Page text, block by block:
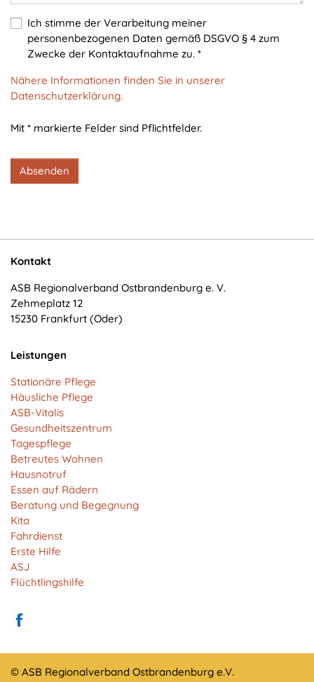
Ich stimme der Verarbeitung meiner
personenbezogenen Daten gemäß DSGVO § 4 zum
Zwecke der Kontaktaufnahme zu. *
Nähere Informationen finden Sie in unserer
Datenschutzerklärung.
Mit * markierte Felder sind Pflichtfelder.
Absenden
Kontakt
ASB Regionalverband Ostbrandenburg e. V.
Zehmeplatz 12
15230 Frankfurt (Oder)
Leistungen
Stationäre Pflege
Häusliche Pflege
ASB-Vitalis
Gesundheitszentrum
Tagespflege
Betreutes Wohnen
Hausnotruf
Essen auf Rädern
Beratung und Begegnung
Kita
Fahrdienst
Erste Hilfe
ASJ
Flüchtlingshilfe
© ASB Regionalverband Ostbrandenburg e.V.
Einverständnis-Cookie
Name:
cookie_consent
Zweck:
Dieser Cookie speichert die ausgewählten
1 Jahr
Matomo
Matomo
Zweck:
Cookie von Matomo für Website-Analysen. Erzeugt
statistische Daten darüber, wie der Besucher die
Website nutzt.
Cookie Laufzeit:
13 Monate
EXTERNE MEDIEN
Um Inhalte von Videoplattformen und Social Media